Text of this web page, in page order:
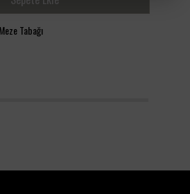
temizlik ürünlerinden
nazik kullanım önerilir
Tabağı